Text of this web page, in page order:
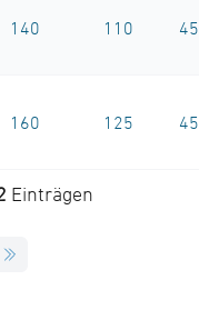
140 110
160 125
Einträgen